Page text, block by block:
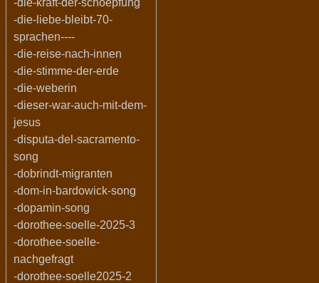
-die-kraft-der-schoepfung
-die-liebe-bleibt-70-
sprachen----
-die-reise-nach-innen
-die-stimme-der-erde
-die-weberin
-dieser-war-auch-mit-dem-
jesus
-disputa-del-sacramento-
song
-dobrindt-migranten
-dom-in-bardowick-song
-dopamin-song
-dorothee-soelle-2025-3
-dorothee-soelle-
nachgefragt
-dorothee-soelle2025-2